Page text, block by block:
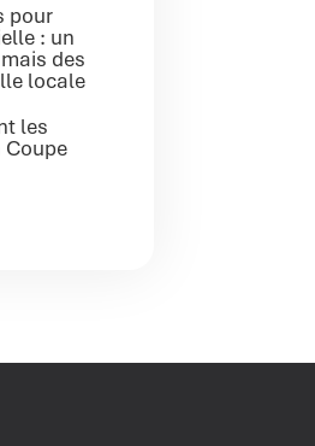
pour
: un
des
locale
les
Coupe